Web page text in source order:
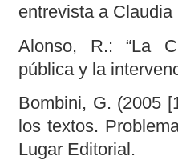
entrevista a
Alonso, R.: “La
pública y la
Bombini, G. (2005
los textos.
Lugar Editorial.